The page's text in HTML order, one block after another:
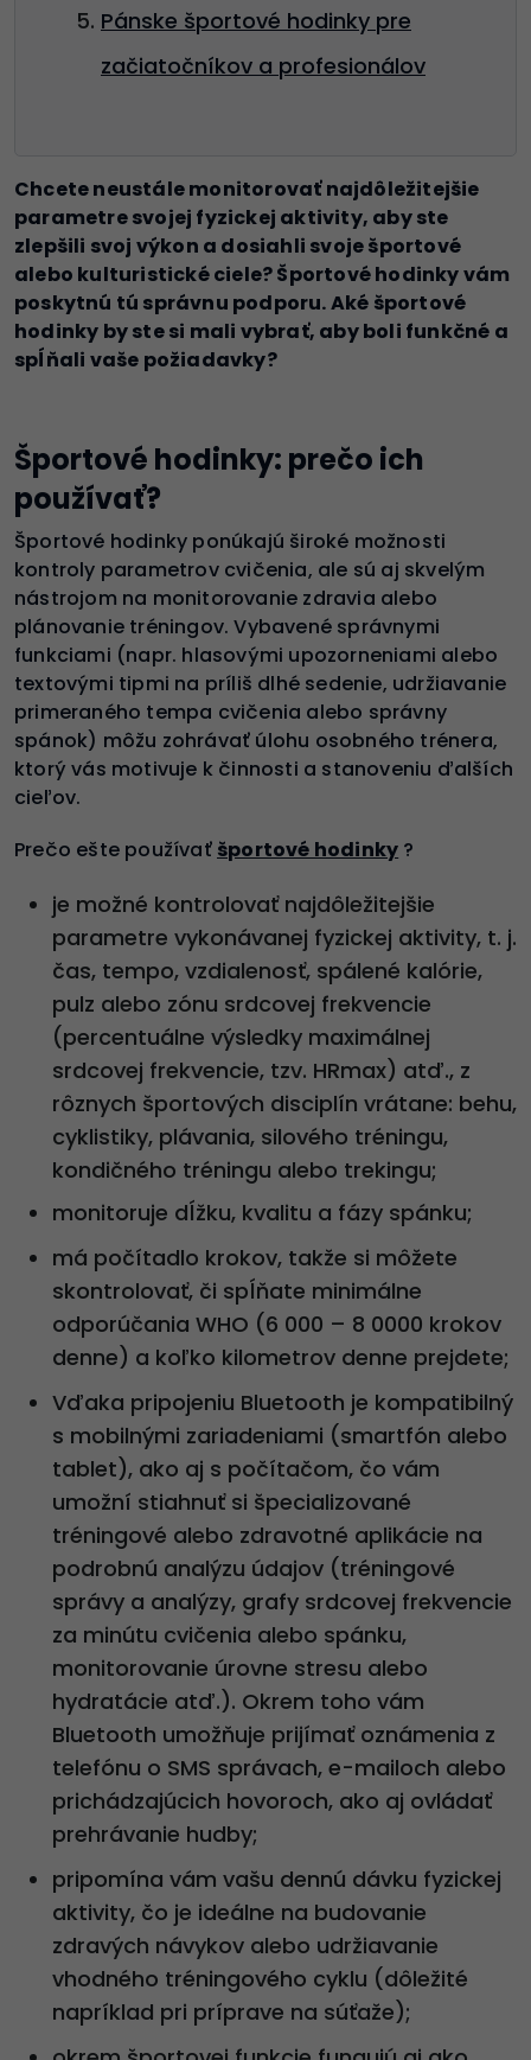
Pánske športové hodinky pre
začiatočníkov a profesionálov
Chcete neustále monitorovať najdôležitejšie
parametre svojej fyzickej aktivity, aby ste
zlepšili svoj výkon a dosiahli svoje športové
alebo kulturistické ciele? Športové hodinky vám
poskytnú tú správnu podporu. Aké športové
hodinky by ste si mali vybrať, aby boli funkčné a
spĺňali vaše požiadavky?
Športové hodinky: prečo ich
používať?
Športové hodinky ponúkajú široké možnosti
kontroly parametrov cvičenia, ale sú aj skvelým
nástrojom na monitorovanie zdravia alebo
plánovanie tréningov. Vybavené správnymi
funkciami (napr. hlasovými upozorneniami alebo
textovými tipmi na príliš dlhé sedenie, udržiavanie
primeraného tempa cvičenia alebo správny
spánok) môžu zohrávať úlohu osobného trénera,
ktorý vás motivuje k činnosti a stanoveniu ďalších
cieľov.
Prečo ešte používať športové hodinky ?
je možné kontrolovať najdôležitejšie
parametre vykonávanej fyzickej aktivity, t. j.
čas, tempo, vzdialenosť, spálené kalórie,
pulz alebo zónu srdcovej frekvencie
(percentuálne výsledky maximálnej
srdcovej frekvencie, tzv. HRmax) atď., z
rôznych športových disciplín vrátane: behu,
cyklistiky, plávania, silového tréningu,
kondičného tréningu alebo trekingu;
monitoruje dĺžku, kvalitu a fázy spánku;
má počítadlo krokov, takže si môžete
skontrolovať, či spĺňate minimálne
odporúčania WHO (6 000 – 8 0000 krokov
denne) a koľko kilometrov denne prejdete;
Vďaka pripojeniu Bluetooth je kompatibilný
s mobilnými zariadeniami (smartfón alebo
tablet), ako aj s počítačom, čo vám
umožní stiahnuť si špecializované
tréningové alebo zdravotné aplikácie na
podrobnú analýzu údajov (tréningové
správy a analýzy, grafy srdcovej frekvencie
za minútu cvičenia alebo spánku,
monitorovanie úrovne stresu alebo
hydratácie atď.). Okrem toho vám
Bluetooth umožňuje prijímať oznámenia z
telefónu o SMS správach, e-mailoch alebo
prichádzajúcich hovoroch, ako aj ovládať
prehrávanie hudby;
pripomína vám vašu dennú dávku fyzickej
aktivity, čo je ideálne na budovanie
zdravých návykov alebo udržiavanie
vhodného tréningového cyklu (dôležité
napríklad pri príprave na súťaže);